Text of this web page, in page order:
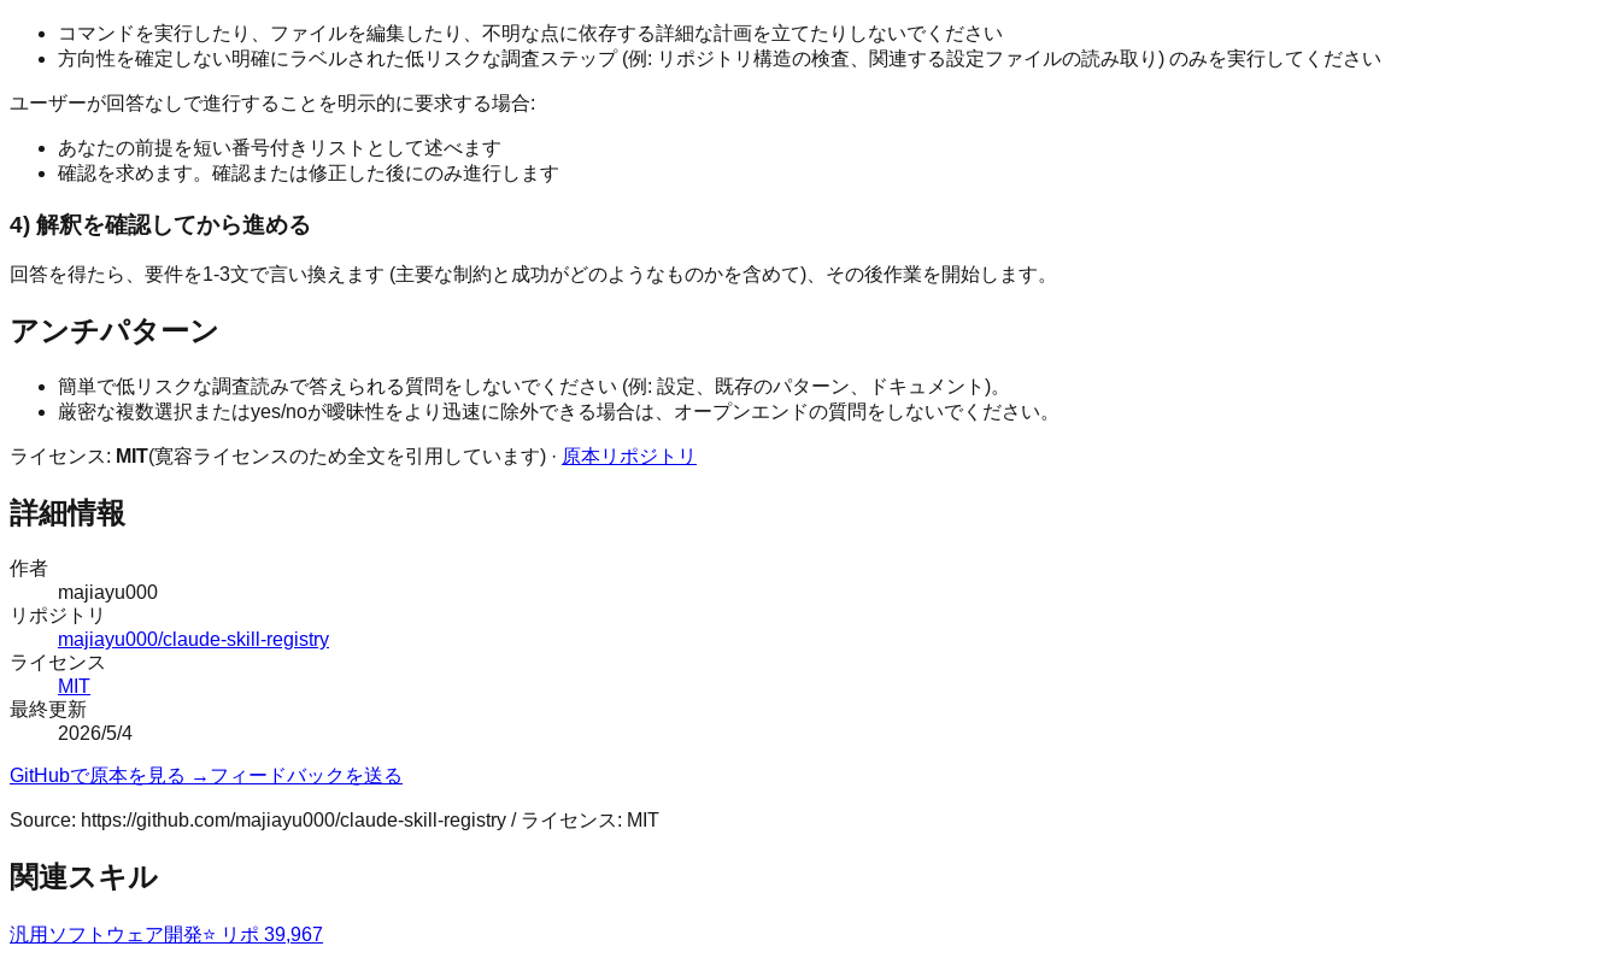
コマンドを実行したり、ファイルを編集したり、不明な点に依存する詳細な計画を立てたりしないでください
方向性を確定しない明確にラベルされた低リスクな調査ステップ (例: リポジトリ構造の検査、関連する設定ファイルの読み取り) のみを実行してください
ユーザーが回答なしで進行することを明示的に要求する場合:
あなたの前提を短い番号付きリストとして述べます
確認を求めます。確認または修正した後にのみ進行します
4) 解釈を確認してから進める
回答を得たら、要件を1-3文で言い換えます (主要な制約と成功がどのようなものかを含めて)、その後作業を開始します。
アンチパターン
簡単で低リスクな調査読みで答えられる質問をしないでください (例: 設定、既存のパターン、ドキュメント)。
厳密な複数選択またはyes/noが曖昧性をより迅速に除外できる場合は、オープンエンドの質問をしないでください。
ライセンス: MIT(寛容ライセンスのため全文を引用しています) · 原本リポジトリ
詳細情報
作者
majiayu000
リポジトリ
majiayu000/claude-skill-registry
ライセンス
MIT
最終更新
2026/5/4
GitHubで原本を見る → フィードバックを送る
Source: https://github.com/majiayu000/claude-skill-registry / ライセンス: MIT
関連スキル
汎用 ソフトウェア開発⭐ リポ 39,967